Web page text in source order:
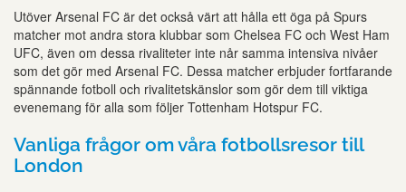
Utöver Arsenal FC är det också värt att hålla ett öga på Spurs
matcher mot andra stora klubbar som Chelsea FC och West Ham
UFC, även om dessa rivaliteter inte når samma intensiva nivåer
som det gör med Arsenal FC. Dessa matcher erbjuder fortfarande
spännande fotboll och rivalitetskänslor som gör dem till viktiga
evenemang för alla som följer Tottenham Hotspur FC.
Vanliga frågor om våra fotbollsresor till
London